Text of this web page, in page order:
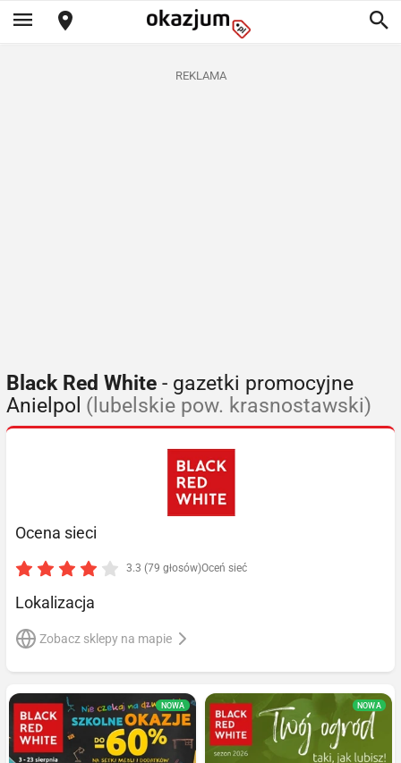
REKLAMA
Black Red White - gazetki promocyjne
Anielpol (lubelskie pow. krasnostawski)
Ocena sieci
3.3 (79 głosów)Oceń sieć
Lokalizacja
Zobacz sklepy na mapie
NOWA NOWA